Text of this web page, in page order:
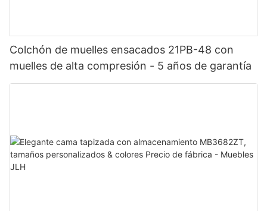
Colchón de muelles ensacados 21PB-48 con
muelles de alta compresión - 5 años de garantía